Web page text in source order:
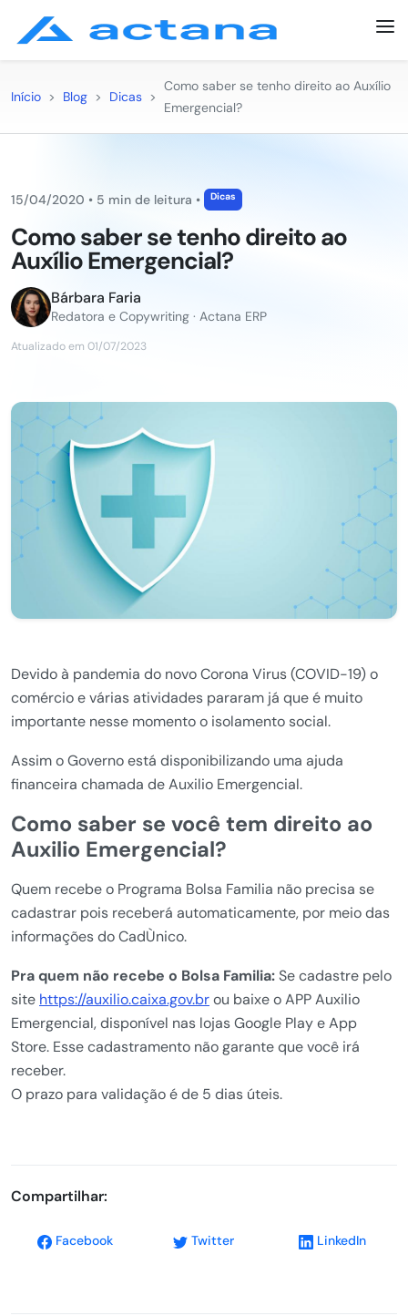
Início > Blog > Dicas >
Como saber se tenho direito ao Auxílio
Emergencial?
15/04/2020 • 5 min de leitura • Dicas
Como saber se tenho direito ao
Auxílio Emergencial?
Bárbara Faria
Redatora e Copywriting · Actana ERP
Atualizado em 01/07/2023
Devido à pandemia do novo Corona Virus (COVID-19) o
comércio e várias atividades pararam já que é muito
importante nesse momento o isolamento social.
Assim o Governo está disponibilizando uma ajuda
financeira chamada de Auxilio Emergencial.
Como saber se você tem direito ao
Auxilio Emergencial?
Quem recebe o Programa Bolsa Familia não precisa se
cadastrar pois receberá automaticamente, por meio das
informações do CadÙnico.
Pra quem não recebe o Bolsa Familia:Se cadastre pelo
site https://auxilio.caixa.gov.brou baixe o APP Auxilio
Emergencial, disponível nas lojas Google Play e App
Store. Esse cadastramento não garante que você irá
receber.
O prazo para validação é de 5 dias úteis.
Compartilhar:
Facebook Twitter LinkedIn